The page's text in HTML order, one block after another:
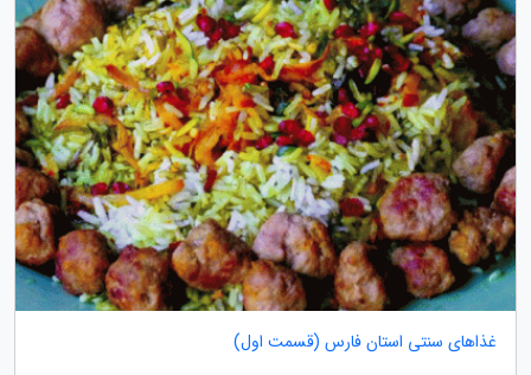
غذاهای سنتی استان فارس (قسمت اول)